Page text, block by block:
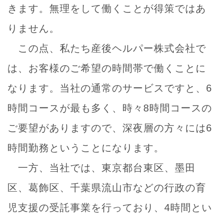
きます。無理をして働くことが得策ではあ
りません。
この点、私たち産後ヘルパー株式会社で
は、お客様のご希望の時間帯で働くことに
なります。当社の通常のサービスですと、6
時間コースが最も多く、時々8時間コースの
ご要望がありますので、深夜層の方々には6
時間勤務ということになります。
一方、当社では、東京都台東区、墨田
区、葛飾区、千葉県流山市などの行政の育
児支援の受託事業を行っており、4時間とい